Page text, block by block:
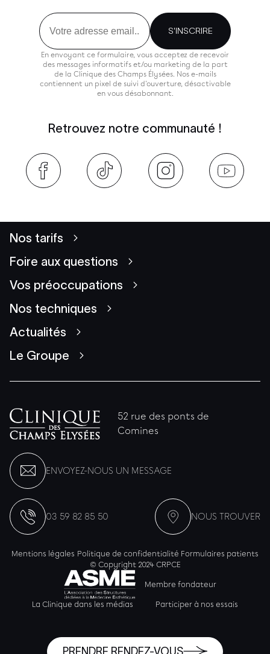
Email
S'INSCRIRE
En envoyant ce formulaire, vous acceptez de recevoir
des messages informatifs et/ou marketing de la part
de la Clinique des Champs Élysées. Nos e-mails
contiennent un pixel de suivi d'ouverture, désactivable
en vous désabonnant.
Retrouvez notre communauté !
Nos tarifs
Foire aux questions
Vos préoccupations
Nos techniques
Actualités
Le Groupe
52 rue des ponts de
Comines
ENVOYEZ-NOUS UN MESSAGE
03 59 82 85 50 NOUS TROUVER
Mentions légales Politique de confidentialité Formulaires patients
© Copyright 2024 CRPCE
Membre fondateur
La Clinique dans les médias Participer à nos essais
PRENDRE RENDEZ-VOUS